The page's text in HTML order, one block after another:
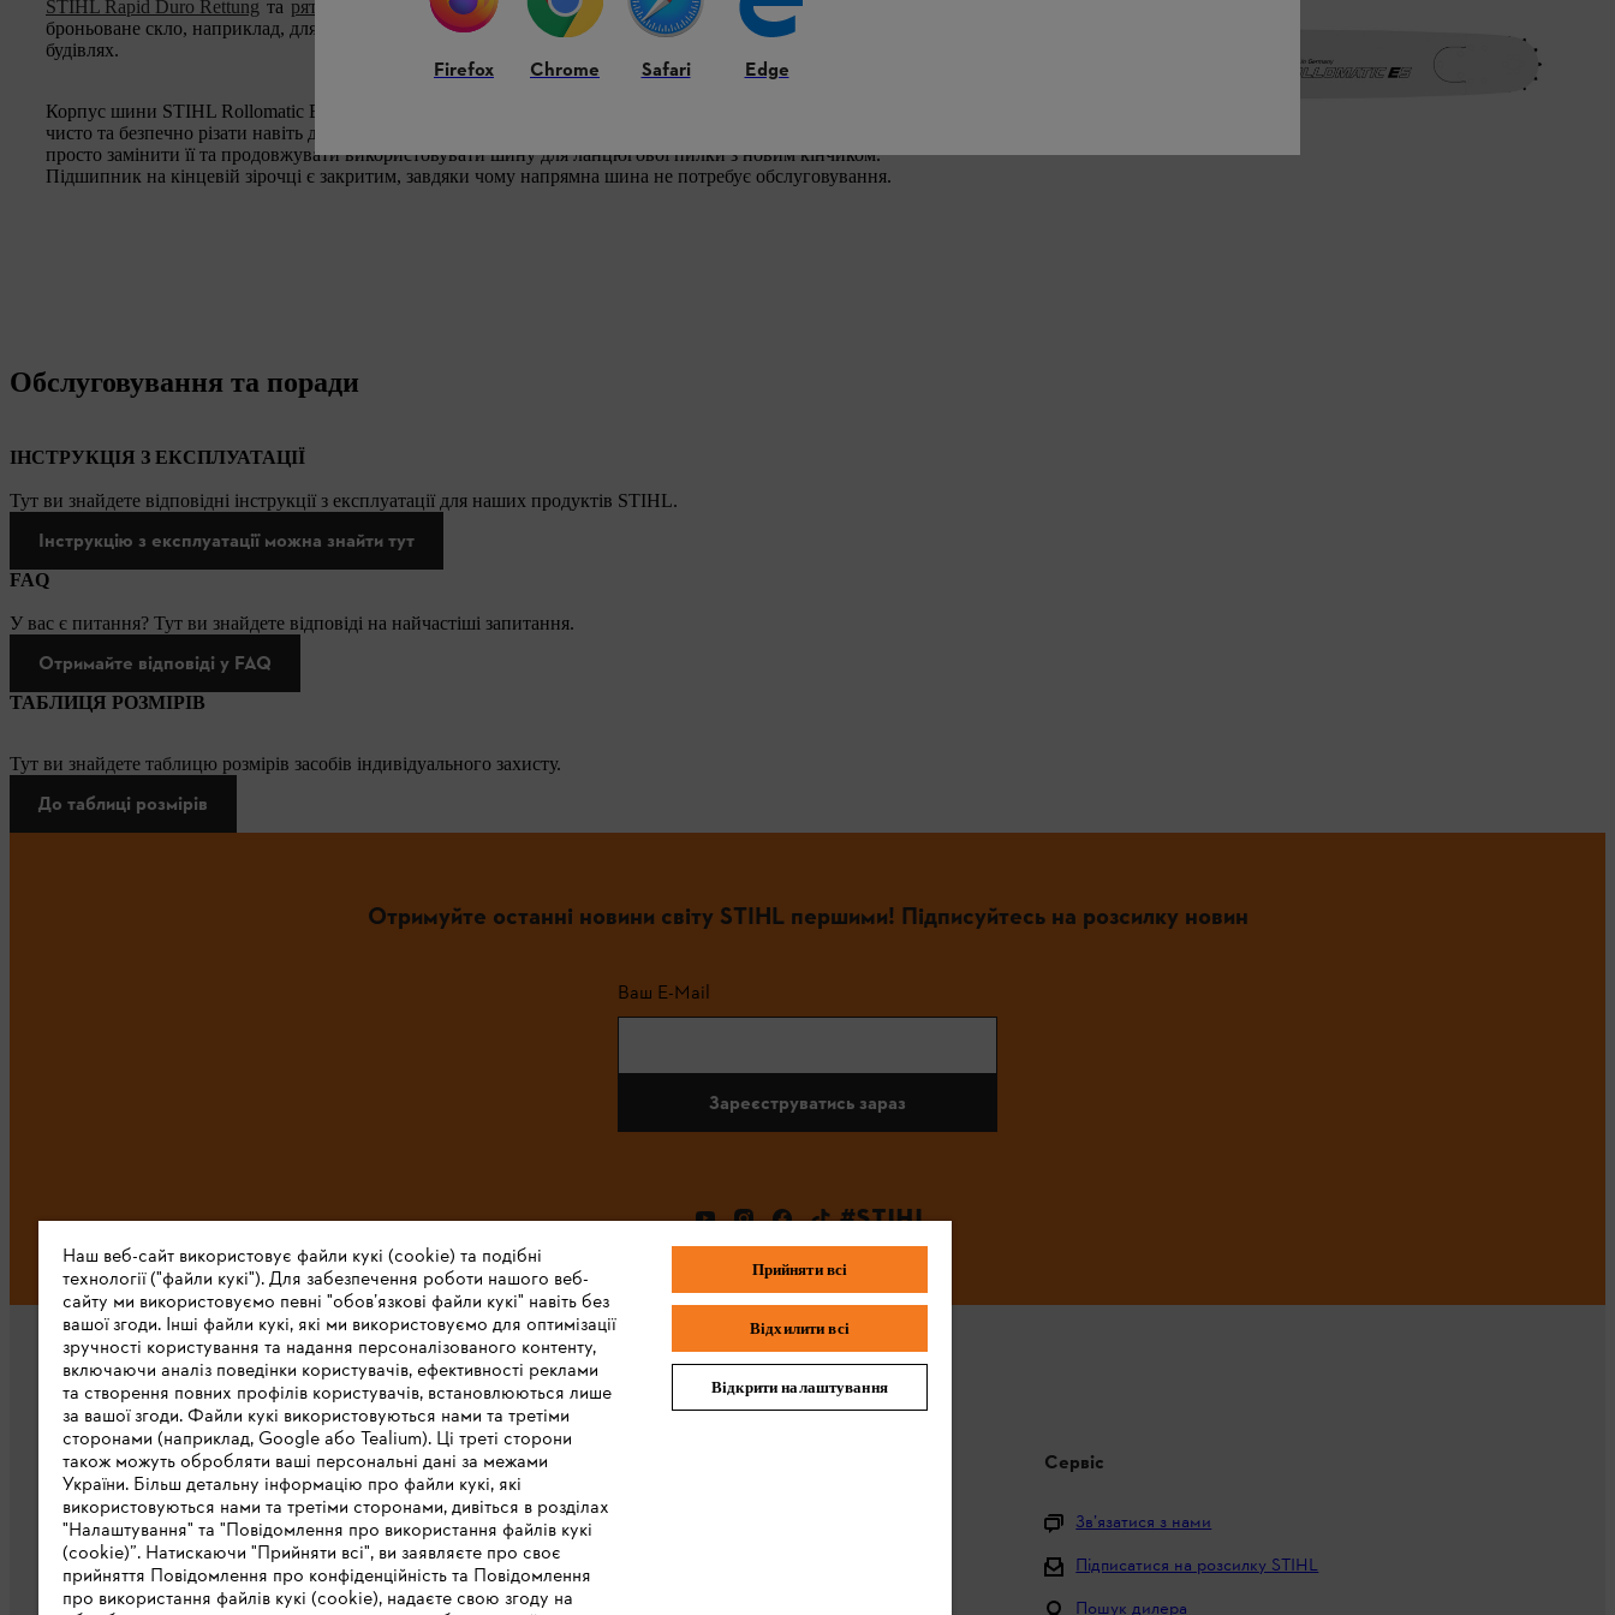
STIHL Rapid Duro Rettung та рятувальної пили STIHL MS 462 C-M R
навіть метал, бітум та
броньоване скло, наприклад, для створення вентиляційних та вхідних отворів у частинах кузова чи
будівлях.
Корпус шини STIHL Rollomatic ES, 3/8", 1,6 mm є масивним і дуже стабільним. Це дозволяє точно,
чисто та безпечно різати навіть дуже тверді матеріали. Якщо кінчик шини зношений, ви можете
просто замінити її та продовжувати використовувати шину для ланцюгової пилки з новим кінчиком.
Підшипник на кінцевій зірочці є закритим, завдяки чому напрямна шина не потребує обслуговування.
Обслуговування та поради
ІНСТРУКЦІЯ З ЕКСПЛУАТАЦІЇ
Тут ви знайдете відповідні інструкції з експлуатації для наших продуктів STIHL.
Інструкцію з експлуатації можна знайти тут
FAQ
У вас є питання? Тут ви знайдете відповіді на найчастіші запитання.
Отримайте відповіді у FAQ
ТАБЛИЦЯ РОЗМІРІВ
Тут ви знайдете таблицю розмірів засобів індивідуального захисту.
До таблиці розмірів
Отримуйте останні новини світу STIHL першими! Підписуйтесь на розсилку новин
Ваш E-Mail
Зареєструватись зараз
#STIHL
Про компанію STIHL
STIHL в світі
STIHL в Україні
Завантажити каталог
Сервіс
Зв’язатися з нами
Підписатися на розсилку STIHL
Пошук дилера
Firefox Chrome Safari Edge
Наш веб-сайт використовує файли кукі (cookie) та подібні
технології ("файли кукі"). Для забезпечення роботи нашого веб-
сайту ми використовуємо певні "обов’язкові файли кукі" навіть без
вашої згоди. Інші файли кукі, які ми використовуємо для оптимізації
зручності користування та надання персоналізованого контенту,
включаючи аналіз поведінки користувачів, ефективності реклами
та створення повних профілів користувачів, встановлюються лише
за вашої згоди. Файли кукі використовуються нами та третіми
сторонами (наприклад, Google або Tealium). Ці треті сторони
також можуть обробляти ваші персональні дані за межами
України. Більш детальну інформацію про файли кукі, які
використовуються нами та третіми сторонами, дивіться в розділах
"Налаштування" та "Повідомлення про використання файлів кукі
(cookie)”. Натискаючи "Прийняти всі", ви заявляєте про своє
прийняття Повідомлення про конфіденційність та Повідомлення
про використання файлів кукі (cookie), надаєте свою згоду на
Прийняти всі
Відхилити всі
Відкрити налаштування